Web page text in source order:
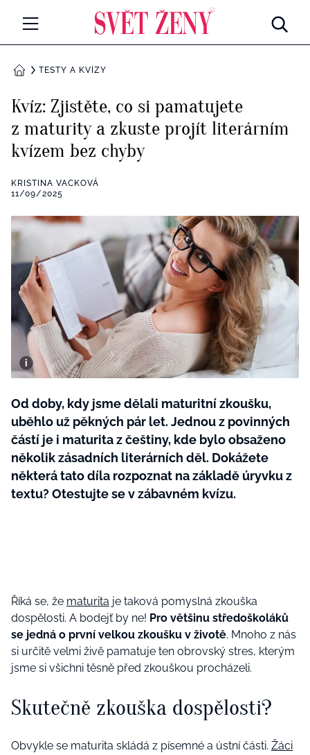
Všechny kategorie
Rozhovory
RETROHUBKY
Všechny kategorie
Seberozvoj
Životní styl
Všechny kategorie
Testy a kvízy
BYDLENÍ
Všechny kategorie
Tvoření
Rady a tipy
BurdaMedia
Extra
SVĚT ŽENY - 599 KČ
ROČNÍ PŘEDPLATNÉ SVĚT ŽENY +
DOMŮTESTY A KVÍZY
Kvíz: Zjistěte, co si pamatujete
z maturity a zkuste projít literárním
kvízem bez chyby
KRISTINA VACKOVÁ
11/09/2025
Od doby, kdy jsme dělali maturitní zkoušku,
uběhlo už pěkných pár let. Jednou z povinných
částí je i maturita z češtiny, kde bylo obsaženo
několik zásadních literárních děl. Dokážete
některá tato díla rozpoznat na základě úryvku z
textu? Otestujte se v zábavném kvízu.
Říká se, že maturita je taková pomyslná zkouška
dospělosti. A bodejť by ne! Pro většinu středoškoláků
se jedná o první velkou zkoušku v životě. Mnoho z nás
si určitě velmi živě pamatuje ten obrovský stres, kterým
jsme si všichni těsně před zkouškou procházeli.
Skutečně zkouška dospělosti?
Obvykle se maturita skládá z písemné a ústní části. Žáci